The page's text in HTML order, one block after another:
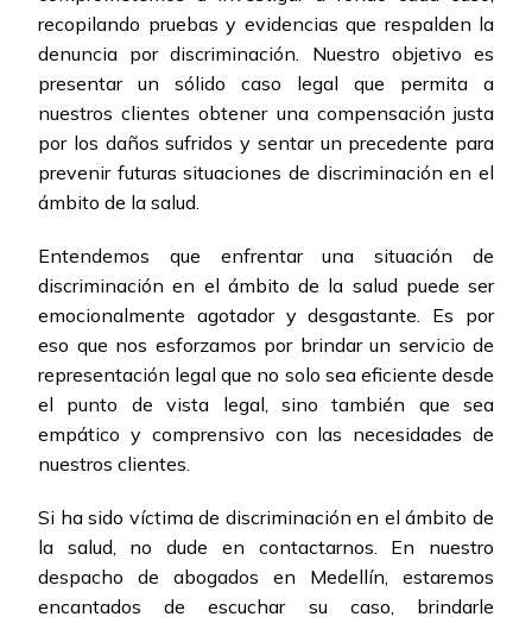
recopilando pruebas y evidencias que respalden la
denuncia por discriminación. Nuestro objetivo es
presentar un sólido caso legal que permita a
nuestros clientes obtener una compensación justa
por los daños sufridos y sentar un precedente para
prevenir futuras situaciones de discriminación en el
ámbito de la salud.
Entendemos que enfrentar una situación de
discriminación en el ámbito de la salud puede ser
emocionalmente agotador y desgastante. Es por
eso que nos esforzamos por brindar un servicio de
representación legal que no solo sea eficiente desde
el punto de vista legal, sino también que sea
empático y comprensivo con las necesidades de
nuestros clientes.
Si ha sido víctima de discriminación en el ámbito de
la salud, no dude en contactarnos. En nuestro
despacho de abogados en Medellín, estaremos
encantados de escuchar su caso, brindarle